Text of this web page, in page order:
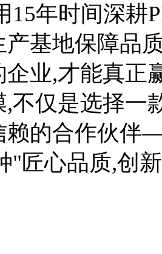
15年时间深耕
基地保障品
业,才能真正
不仅是选择一
赖的合作伙
"匠心品质,创